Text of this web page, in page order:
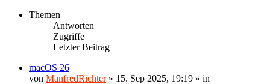
Themen
Antworten
Zugriffe
Letzter Beitrag
macOS 26
von ManfredRichter» 15. Sep 2025, 19:19 » in